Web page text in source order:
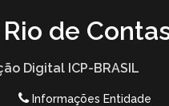
de
Digital ICP-BRASIL
Informações Entidade